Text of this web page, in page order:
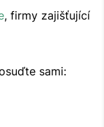
, firmy zajišťující
sami: